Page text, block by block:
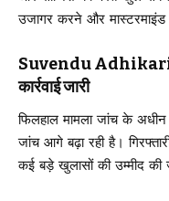
उजागर करने और
Suvendu Adhikari
कार्रवाई जारी
फिलहाल मामला जांच के
जांच आगे बढ़ा रही है।
कई बड़े खुलासों की उम्मीद की